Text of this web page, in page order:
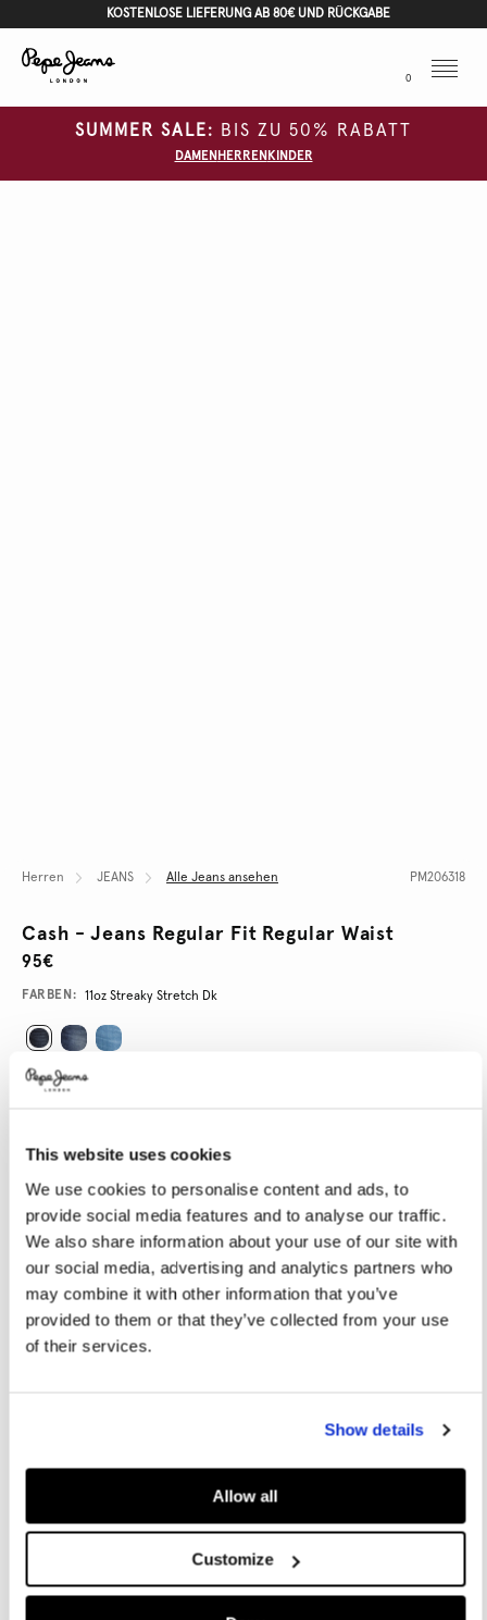
This website uses cookies
We use cookies to personalise content and ads, to
provide social media features and to analyse our traffic.
We also share information about your use of our site with
our social media, advertising and analytics partners who
may combine it with other information that you’ve
provided to them or that they’ve collected from your use
of their services.
Show details
Allow all
Customize
KOSTENLOSE LIEFERUNG AB 80€ UND RÜCKGABE
0
Menu
SUMMER SALE: BIS ZU 50% RABATT
DAMEN HERREN KINDER
Herren JEANS Alle Jeans ansehen PM206318
Cash - Jeans Regular Fit Regular Waist
95€
Variations
FARBEN: 11oz Streaky Stretch Dk
GRÖßE AUSWÄHLEN:
LÄNGE AUSWÄHLEN:
30 32 34
Model trägt: 32x32Größe des Models: 1.87 m
Lieferung in 3-5
Kostenlose Abholung
Kostenlose lieferung ab 80€.